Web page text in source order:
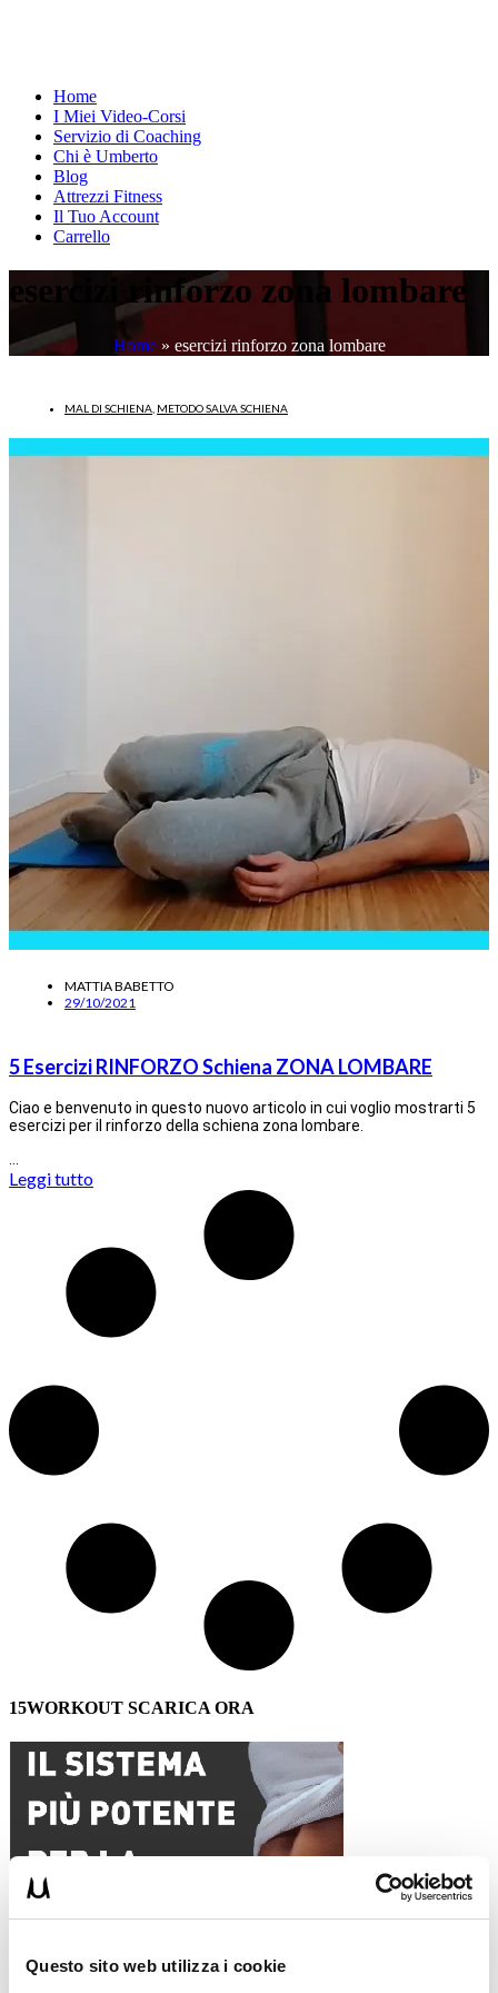
Questo sito web utilizza i cookie
Home
I Miei Video-Corsi
Servizio di Coaching
Chi è Umberto
Blog
Attrezzi Fitness
Il Tuo Account
Carrello
esercizi rinforzo zona lombare
Home» esercizi rinforzo zona lombare
MAL DI SCHIENA METODO SALVA SCHIENA
MATTIA BABETTO
29/10/2021
5 Esercizi RINFORZO Schiena ZONA LOMBARE
Ciao e benvenuto in questo nuovo articolo in cui voglio mostrarti 5
esercizi per il rinforzo della schiena zona lombare.
Leggi tutto
15WORKOUT SCARICA ORA